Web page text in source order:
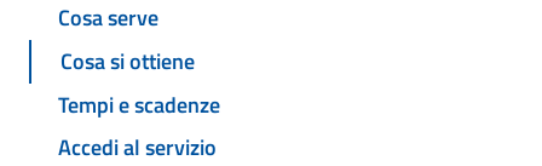
Cosa serve
Cosa si ottiene
Tempi e scadenze
Accedi al servizio